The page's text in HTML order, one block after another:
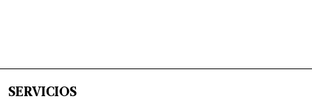
SERVICIOS